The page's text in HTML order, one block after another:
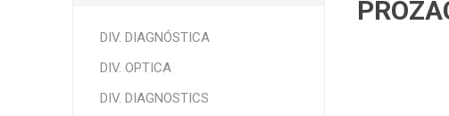
DIV. DIAGNÓSTICA
DIV. OPTICA
DIV. DIAGNOSTICS